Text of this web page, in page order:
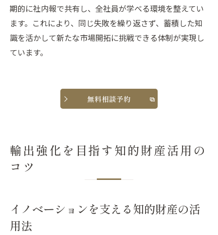
期的に社内報で共有し、全社員が学べる環境を整えてい
ます。これにより、同じ失敗を繰り返さず、蓄積した知
識を活かして新たな市場開拓に挑戦できる体制が実現し
ています。
無料相談予約
輸出強化を目指す知的財産活用の
コツ
イノベーションを支える知的財産の活
用法